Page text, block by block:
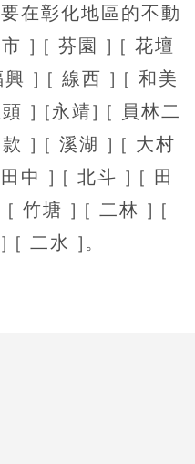
在彰化地區的不動
市 ] [ 芬園 ] [ 花壇
] [ 線西 ] [ 和美
] [永靖] [ 員林二
] [ 溪湖 ] [ 大村
中 ] [ 北斗 ] [ 田
竹塘 ] [ 二林 ] [
[ 二水 ]。